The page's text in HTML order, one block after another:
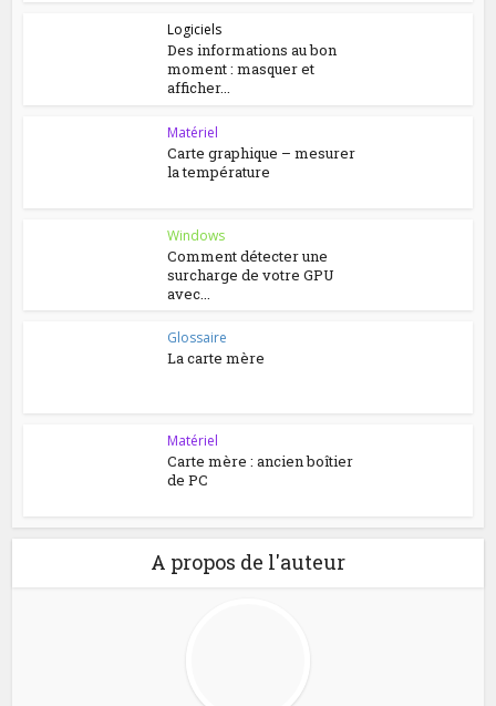
Logiciels
Des informations au bon
moment : masquer et
afficher...
Matériel
Carte graphique – mesurer
la température
Windows
Comment détecter une
surcharge de votre GPU
avec...
Glossaire
La carte mère
Matériel
Carte mère : ancien boîtier
de PC
A propos de l'auteur